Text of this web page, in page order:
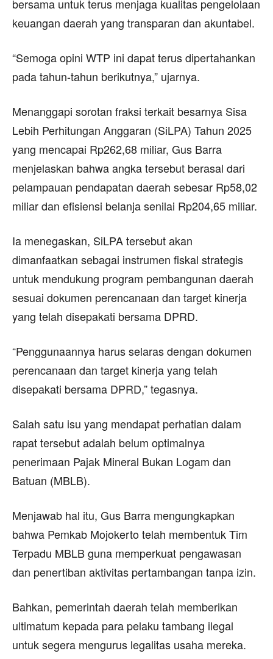
bersama untuk terus menjaga kualitas pengelolaan
keuangan daerah yang transparan dan akuntabel.
“Semoga opini WTP ini dapat terus dipertahankan
pada tahun-tahun berikutnya,” ujarnya.
Menanggapi sorotan fraksi terkait besarnya Sisa
Lebih Perhitungan Anggaran (SiLPA) Tahun 2025
yang mencapai Rp262,68 miliar, Gus Barra
menjelaskan bahwa angka tersebut berasal dari
pelampauan pendapatan daerah sebesar Rp58,02
miliar dan efisiensi belanja senilai Rp204,65 miliar.
Ia menegaskan, SiLPA tersebut akan
dimanfaatkan sebagai instrumen fiskal strategis
untuk mendukung program pembangunan daerah
sesuai dokumen perencanaan dan target kinerja
yang telah disepakati bersama DPRD.
“Penggunaannya harus selaras dengan dokumen
perencanaan dan target kinerja yang telah
disepakati bersama DPRD,” tegasnya.
Salah satu isu yang mendapat perhatian dalam
rapat tersebut adalah belum optimalnya
penerimaan Pajak Mineral Bukan Logam dan
Batuan (MBLB).
Menjawab hal itu, Gus Barra mengungkapkan
bahwa Pemkab Mojokerto telah membentuk Tim
Terpadu MBLB guna memperkuat pengawasan
dan penertiban aktivitas pertambangan tanpa izin.
Bahkan, pemerintah daerah telah memberikan
ultimatum kepada para pelaku tambang ilegal
untuk segera mengurus legalitas usaha mereka.